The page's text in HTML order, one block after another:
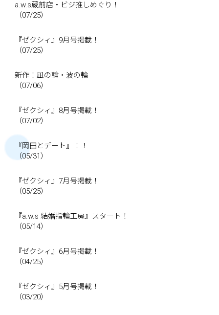
a.w.s蔵前店・ビジ推しめぐり！
（07/25）
『ゼクシィ』9月号掲載！
（07/25）
新作！凪の輪・波の輪
（07/06）
『ゼクシィ』8月号掲載！
（07/02）
『岡田とデート』！！
（05/31）
『ゼクシィ』7月号掲載！
（05/25）
『a.w.s 結婚指輪工房』スタート！
（05/14）
『ゼクシィ』6月号掲載！
（04/25）
『ゼクシィ』5月号掲載！
（03/20）